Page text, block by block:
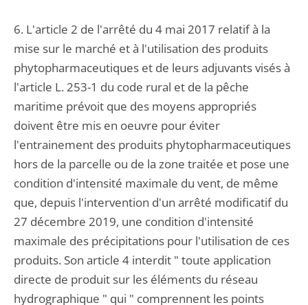
6. L'article 2 de l'arrêté du 4 mai 2017 relatif à la
mise sur le marché et à l'utilisation des produits
phytopharmaceutiques et de leurs adjuvants visés à
l'article L. 253-1 du code rural et de la pêche
maritime prévoit que des moyens appropriés
doivent être mis en oeuvre pour éviter
l'entrainement des produits phytopharmaceutiques
hors de la parcelle ou de la zone traitée et pose une
condition d'intensité maximale du vent, de même
que, depuis l'intervention d'un arrêté modificatif du
27 décembre 2019, une condition d'intensité
maximale des précipitations pour l'utilisation de ces
produits. Son article 4 interdit " toute application
directe de produit sur les éléments du réseau
hydrographique " qui " comprennent les points